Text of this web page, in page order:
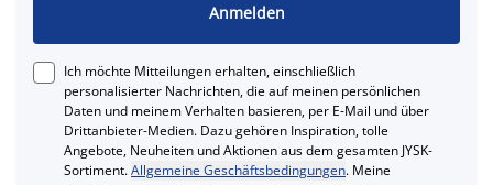
Anmelden
Ich möchte Mitteilungen erhalten, einschließlich
personalisierter Nachrichten, die auf meinen persönlichen
Daten und meinem Verhalten basieren, per E-Mail und über
Drittanbieter-Medien. Dazu gehören Inspiration, tolle
Angebote, Neuheiten und Aktionen aus dem gesamten JYSK-
Sortiment.Allgemeine Geschäftsbedingungen. Meine